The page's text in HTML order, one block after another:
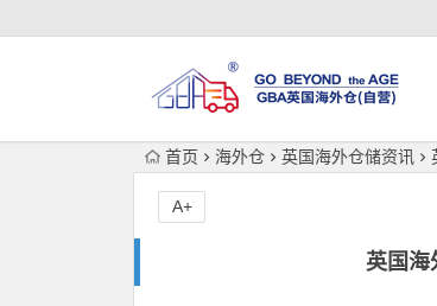
首页 海外仓 英国海外仓储资讯
英国海
A+